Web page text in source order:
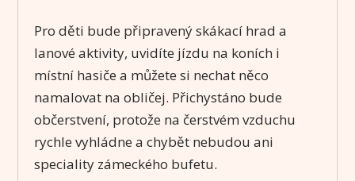
Pro děti bude připravený skákací hrad a
lanové aktivity, uvidíte jízdu na koních i
místní hasiče a můžete si nechat něco
namalovat na obličej. Přichystáno bude
občerstvení, protože na čerstvém vzduchu
rychle vyhládne a chybět nebudou ani
speciality zámeckého bufetu.